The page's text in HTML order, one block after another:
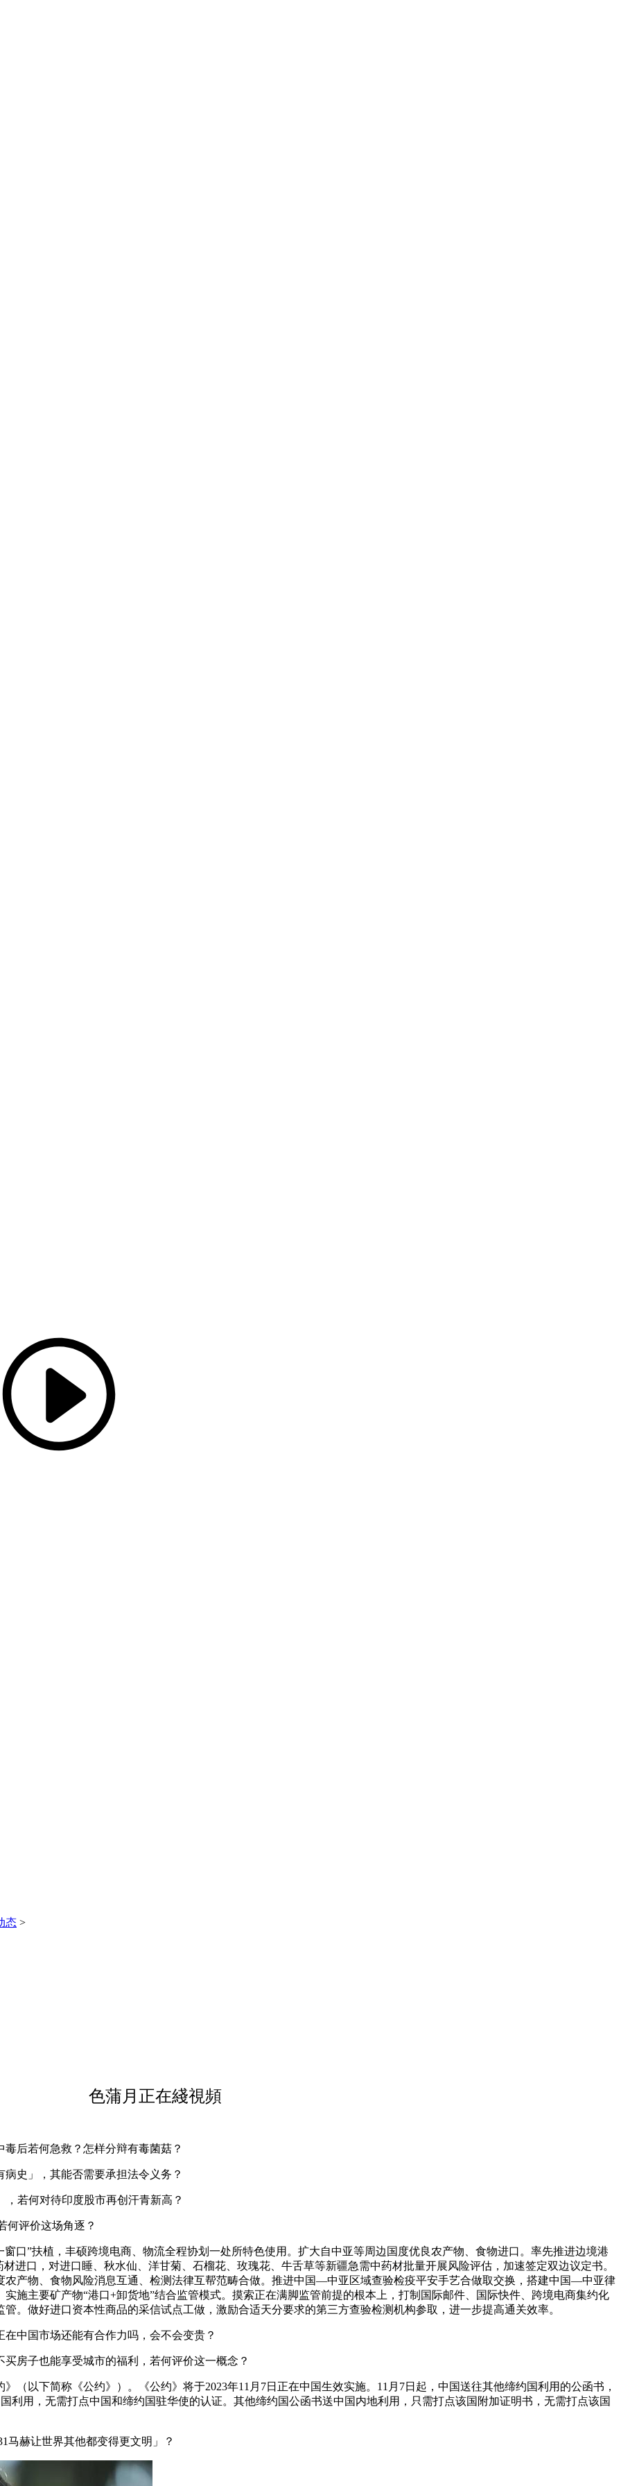
态 >
色蒲月正在綫視頻
后若何急救？怎样分辩有毒菌菇？
史」，其能否需要承担法令义务？
若何对待印度股市再创汗青新高？
评价这场角逐？
”扶植，丰硕跨境电商、物流全程协划一处所特色使用。扩大自中亚等周边国度优良农产物、食物进口。率先推进边境港
进口，对进口睡、秋水仙、洋甘菊、石榴花、玫瑰花、牛舌草等新疆急需中药材批量开展风险评估，加速签定双边议定书。
产物、食物风险消息互通、检测法律互帮范畴合做。推进中国—中亚区域查验检疫平安手艺合做取交换，搭建中国—中亚律
施主要矿产物“港口+卸货地”结合监管模式。摸索正在满脚监管前提的根本上，打制国际邮件、国际快件、跨境电商集约化
。做好进口资本性商品的采信试点工做，激励合适天分要求的第三方查验检测机构参取，进一步提高通关效率。
国市场还能有合作力吗，会不会变贵？
子也能享受城市的福利，若何评价这一概念？
以下简称《公约》）。《公约》将于2023年11月7日正在中国生效实施。11月7日起，中国送往其他缔约国利用的公函书，
利用，无需打点中国和缔约国驻华使的认证。其他缔约国公函书送中国内地利用，只需打点该国附加证明书，无需打点该国
赫让世界其他都变得更文明」？